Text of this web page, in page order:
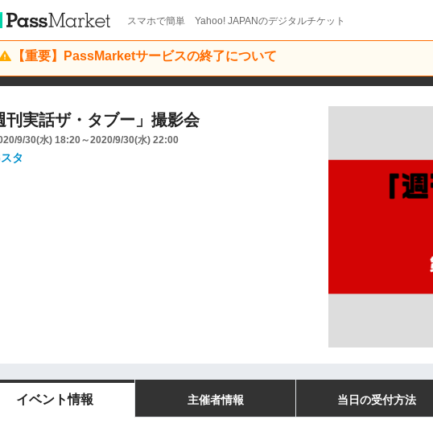
スマホで簡単 Yahoo! JAPANのデジタルチケット
【重要】PassMarketサービスの終了について
刊実話ザ・タブー」撮影会
9/30(水) 18:20～2020/9/30(水) 22:00
タ
イベント情報 主催者情報 当日の受付方法